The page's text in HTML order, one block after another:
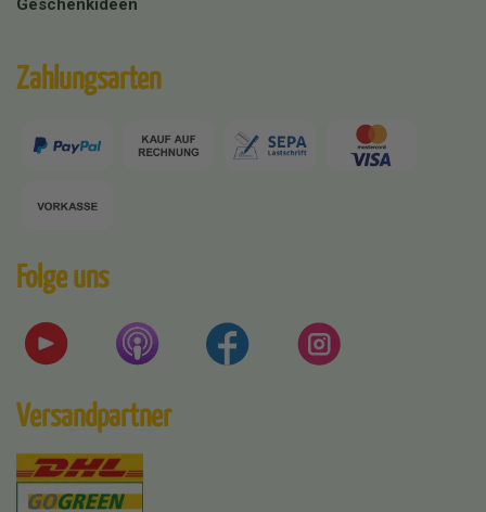
Geschenkideen
Zahlungsarten
Folge uns
Versandpartner